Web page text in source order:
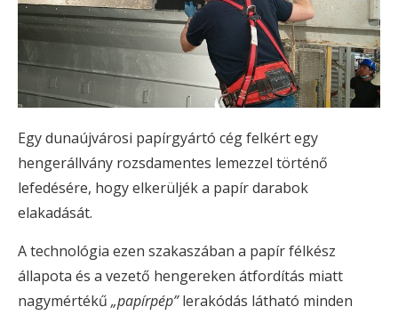
Egy dunaújvárosi papírgyártó cég felkért egy
hengerállvány rozsdamentes lemezzel történő
lefedésére, hogy elkerüljék a papír darabok
elakadását.
A technológia ezen szakaszában a papír félkész
állapota és a vezető hengereken átfordítás miatt
nagymértékű „papírpép”lerakódás látható minden